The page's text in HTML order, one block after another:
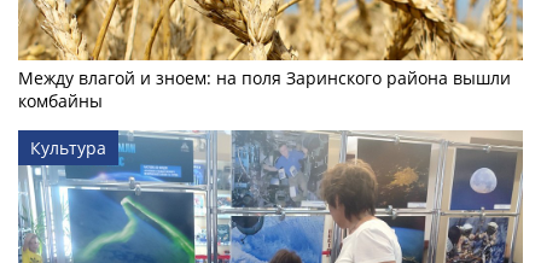
Между влагой и зноем: на поля Заринского района вышли
комбайны
Культура